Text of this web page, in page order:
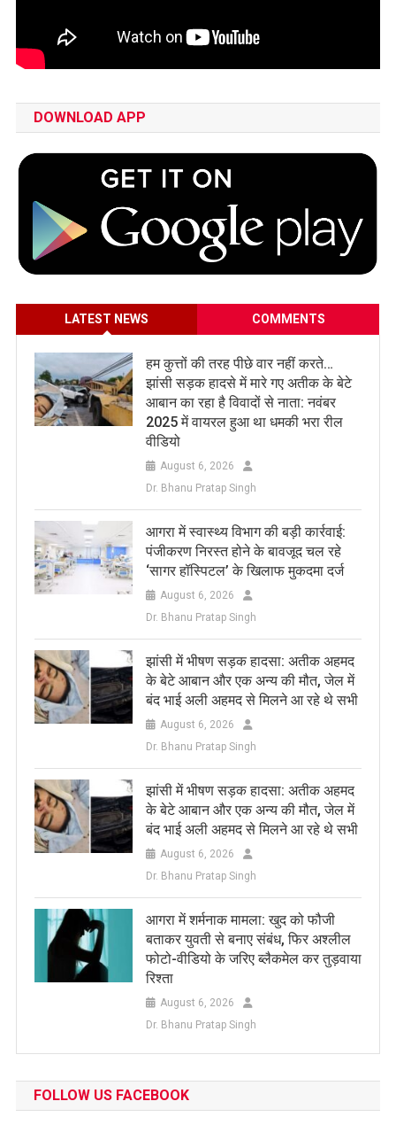
DOWNLOAD APP
LATEST NEWS COMMENTS
हम कुत्तों की तरह पीछे वार नहीं करते…
झांसी सड़क हादसे में मारे गए अतीक के बेटे
आबान का रहा है विवादों से नाता: नवंबर
2025 में वायरल हुआ था धमकी भरा रील
वीडियो
August 6, 2026
Dr. Bhanu Pratap Singh
आगरा में स्वास्थ्य विभाग की बड़ी कार्रवाई:
पंजीकरण निरस्त होने के बावजूद चल रहे
‘सागर हॉस्पिटल’ के खिलाफ मुकदमा दर्ज
August 6, 2026
Dr. Bhanu Pratap Singh
झांसी में भीषण सड़क हादसा: अतीक अहमद
के बेटे आबान और एक अन्य की मौत, जेल में
बंद भाई अली अहमद से मिलने आ रहे थे सभी
August 6, 2026
Dr. Bhanu Pratap Singh
झांसी में भीषण सड़क हादसा: अतीक अहमद
के बेटे आबान और एक अन्य की मौत, जेल में
बंद भाई अली अहमद से मिलने आ रहे थे सभी
August 6, 2026
Dr. Bhanu Pratap Singh
आगरा में शर्मनाक मामला: खुद को फौजी
बताकर युवती से बनाए संबंध, फिर अश्लील
फोटो-वीडियो के जरिए ब्लैकमेल कर तुड़वाया
रिश्ता
August 6, 2026
Dr. Bhanu Pratap Singh
FOLLOW US FACEBOOK